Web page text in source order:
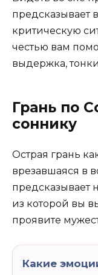
предсказывает
критическую
честью вам
выдержка,
Грань по
соннику
Острая грань
врезавшаяся в
предсказывает
из которой вы
проявите
Какие